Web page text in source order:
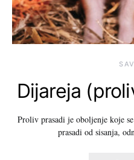
Dijareja
Proliv prasadi je oboljenje koje
prasadi od sisanja,